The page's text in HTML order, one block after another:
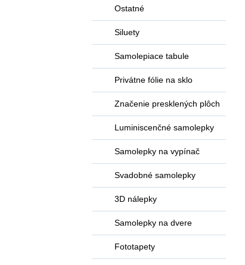
Ostatné
Siluety
Samolepiace tabule
Privátne fólie na sklo
Značenie presklených plôch
Luminiscenčné samolepky
Samolepky na vypínač
Svadobné samolepky
3D nálepky
Samolepky na dvere
Fototapety